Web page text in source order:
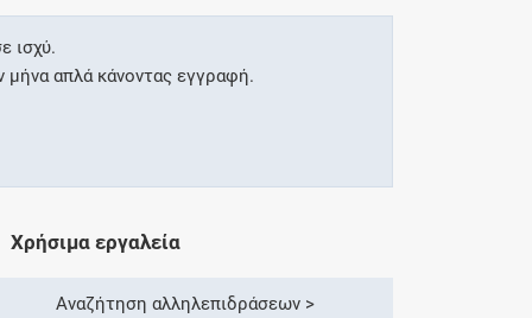
ισχύ.
μήνα απλά κάνοντας εγγραφή.
Χρήσιμα εργαλεία
Αναζήτηση αλληλεπιδράσεων >